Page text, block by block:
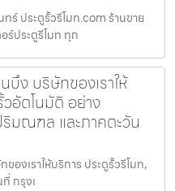
ร์ ประตูรั้วรีโมท.com ร้านขาย
ร์ประตูรีโมท ทุก
บึง บริษัทของเราให้
อัตโนมัติ อย่าง
มณฑล และภาคตะวัน
องเราให้บริการ ประตูรั้วรีโมท,
กรุงเ